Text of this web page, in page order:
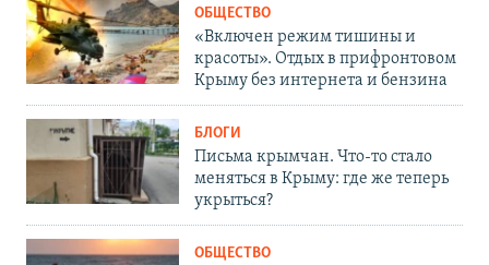
ОБЩЕСТВО
«Включен режим тишины и
красоты». Отдых в прифронтовом
Крыму без интернета и бензина
БЛОГИ
Письма крымчан. Что-то стало
меняться в Крыму: где же теперь
укрыться?
ОБЩЕСТВО